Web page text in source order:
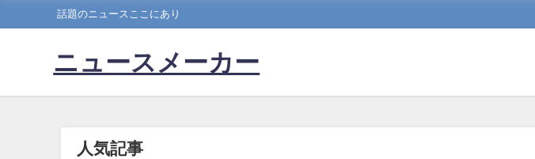
話題のニュースここにあり
ニュースメーカー
人気記事